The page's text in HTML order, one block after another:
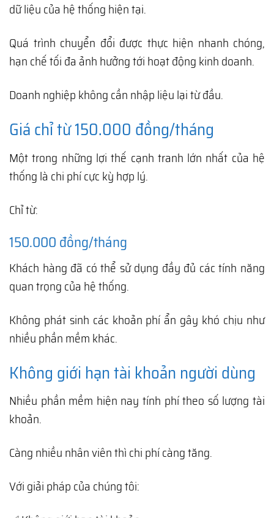
dữ liệu của hệ thống hiện tại.
Quá trình chuyển đổi được thực hiện nhanh chóng,
hạn chế tối đa ảnh hưởng tới hoạt động kinh doanh.
Doanh nghiệp không cần nhập liệu lại từ đầu.
Giá chỉ từ 150.000 đồng/tháng
Một trong những lợi thế cạnh tranh lớn nhất của hệ
thống là chi phí cực kỳ hợp lý.
Chỉ từ:
150.000 đồng/tháng
Khách hàng đã có thể sử dụng đầy đủ các tính năng
quan trọng của hệ thống.
Không phát sinh các khoản phí ẩn gây khó chịu như
nhiều phần mềm khác.
Không giới hạn tài khoản người dùng
Nhiều phần mềm hiện nay tính phí theo số lượng tài
khoản.
Càng nhiều nhân viên thì chi phí càng tăng.
Với giải pháp của chúng tôi: